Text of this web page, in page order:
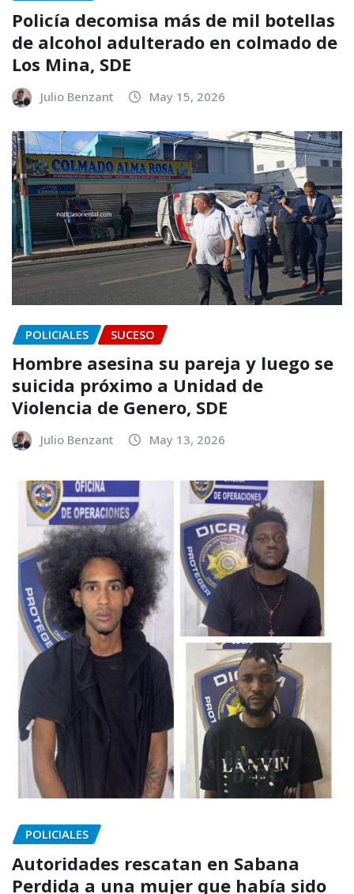
Policía decomisa más de mil botellas
de alcohol adulterado en colmado de
Los Mina, SDE
Julio Benzant May 15, 2026
POLICIALES SUCESO
Hombre asesina su pareja y luego se
suicida próximo a Unidad de
Violencia de Genero, SDE
Julio Benzant May 13, 2026
POLICIALES
Autoridades rescatan en Sabana
Perdida a una mujer que había sido